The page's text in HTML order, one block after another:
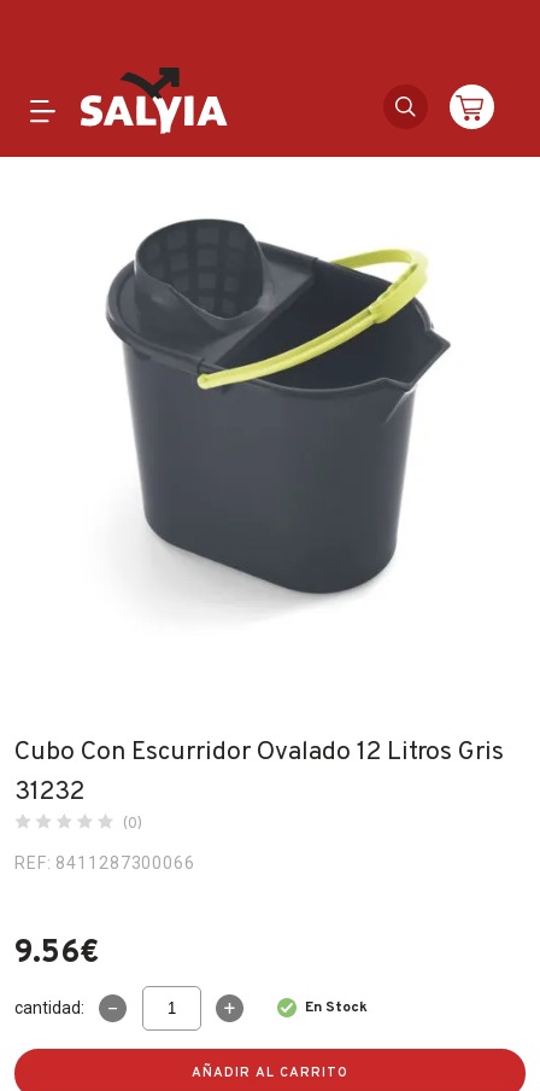
Novedades
Outlet
Ofertas
Catálogos
FAQ’s
Contacto
Cubo Con Escurridor Ovalado 12 Litros Gris
31232
(0)
REF: 8411287300066
9.56€
cantidad:
Cubo
Con
En Stock
AÑADIR AL CARRITO